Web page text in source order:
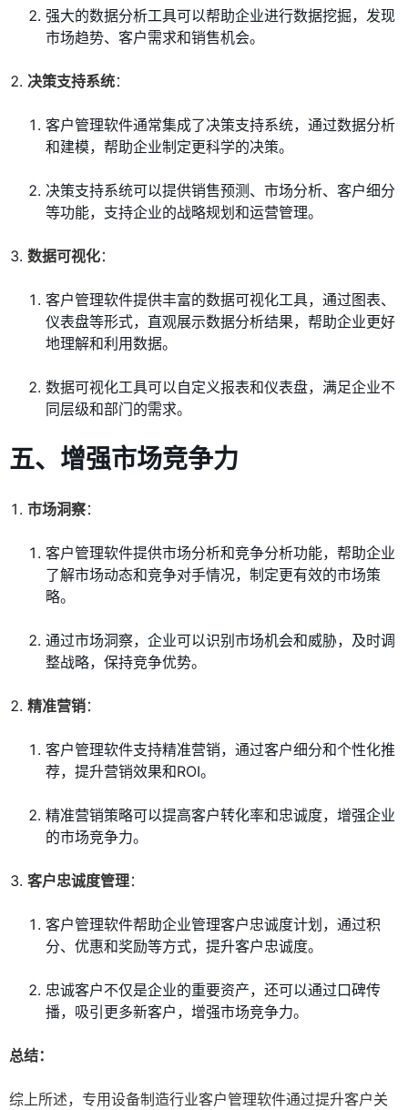
强大的数据分析工具可以帮助企业进行数据挖掘，发现
市场趋势、客户需求和销售机会。
决策支持系统：
客户管理软件通常集成了决策支持系统，通过数据分析
和建模，帮助企业制定更科学的决策。
决策支持系统可以提供销售预测、市场分析、客户细分
等功能，支持企业的战略规划和运营管理。
数据可视化：
客户管理软件提供丰富的数据可视化工具，通过图表、
仪表盘等形式，直观展示数据分析结果，帮助企业更好
地理解和利用数据。
数据可视化工具可以自定义报表和仪表盘，满足企业不
同层级和部门的需求。
五、增强市场竞争力
市场洞察：
客户管理软件提供市场分析和竞争分析功能，帮助企业
了解市场动态和竞争对手情况，制定更有效的市场策
略。
通过市场洞察，企业可以识别市场机会和威胁，及时调
整战略，保持竞争优势。
精准营销：
客户管理软件支持精准营销，通过客户细分和个性化推
荐，提升营销效果和ROI。
精准营销策略可以提高客户转化率和忠诚度，增强企业
的市场竞争力。
客户忠诚度管理：
客户管理软件帮助企业管理客户忠诚度计划，通过积
分、优惠和奖励等方式，提升客户忠诚度。
忠诚客户不仅是企业的重要资产，还可以通过口碑传
播，吸引更多新客户，增强市场竞争力。
总结：
综上所述，专用设备制造行业客户管理软件通过提升客户关